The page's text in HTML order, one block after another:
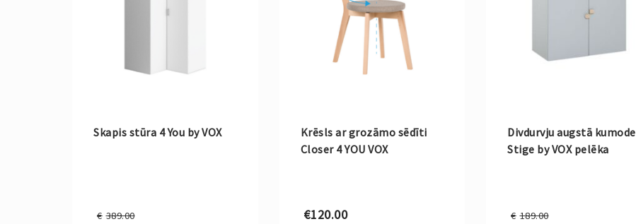
Skapis stūra 4 You by VOX
€ 389.00
Krēsls ar grozāmo sēdīti
Closer 4 YOU VOX
€120.00
Divdurvju augstā kumode
Stige by VOX pelēka
€ 189.00